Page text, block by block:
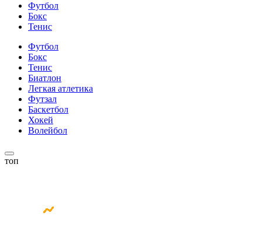
Футбол
Бокс
Тенис
Футбол
Бокс
Тенис
Биатлон
Легкая атлетика
Футзал
Баскетбол
Хокей
Волейбол
топ